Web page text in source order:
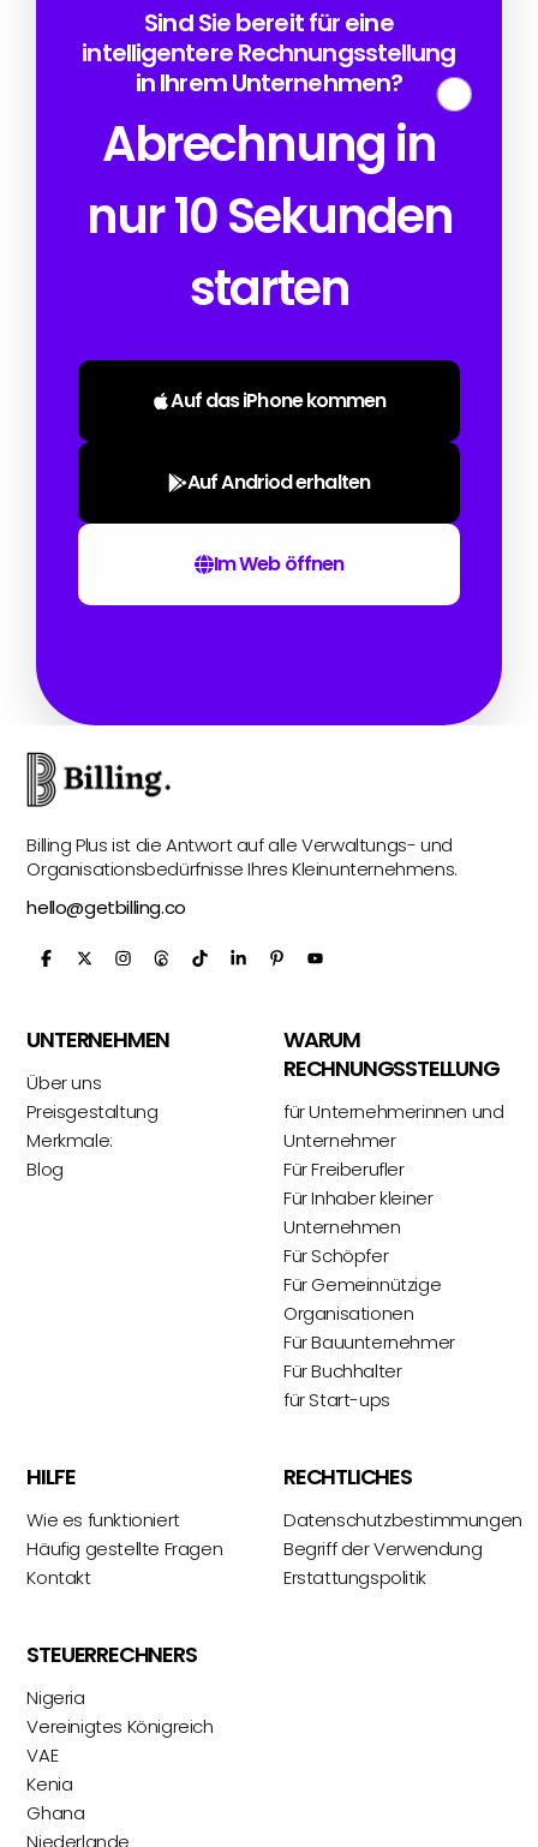
Sind Sie bereit für eine
intelligentere Rechnungsstellung
in Ihrem Unternehmen?
Abrechnung in
nur 10 Sekunden
starten
Auf das iPhone kommen
Auf Andriod erhalten
Im Web öffnen
Billing Plus ist die Antwort auf alle Verwaltungs- und
Organisationsbedürfnisse Ihres Kleinunternehmens.
hello@getbilling.co
UNTERNEHMEN
Über uns
Preisgestaltung
Merkmale:
Blog
WARUM
RECHNUNGSSTELLUNG
für Unternehmerinnen und
Unternehmer
Für Freiberufler
Für Inhaber kleiner
Unternehmen
Für Schöpfer
Für Gemeinnützige
Organisationen
Für Bauunternehmer
Für Buchhalter
für Start-ups
HILFE
Wie es funktioniert
Häufig gestellte Fragen
Kontakt
RECHTLICHES
Datenschutzbestimmungen
Begriff der Verwendung
Erstattungspolitik
STEUERRECHNERS
Nigeria
Vereinigtes Königreich
VAE
Kenia
Ghana
Niederlande